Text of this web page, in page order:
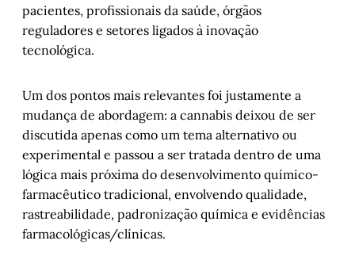
pacientes, profissionais da saúde, órgãos
reguladores e setores ligados à inovação
tecnológica.
Um dos pontos mais relevantes foi justamente a
mudança de abordagem: a cannabis deixou de ser
discutida apenas como um tema alternativo ou
experimental e passou a ser tratada dentro de uma
lógica mais próxima do desenvolvimento químico-
farmacêutico tradicional, envolvendo qualidade,
rastreabilidade, padronização química e evidências
farmacológicas/clínicas.